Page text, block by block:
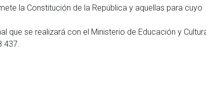
la Constitución de la República y aquellas para cuyo
que se realizará con el Ministerio de Educación y